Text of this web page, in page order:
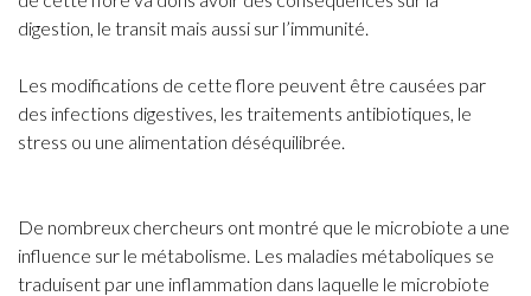
digestion, le transit mais aussi sur l’immunité.
Les modifications de cette flore peuvent être causées par
des infections digestives, les traitements antibiotiques, le
stress ou une alimentation déséquilibrée.
De nombreux chercheurs ont montré que le microbiote a une
influence sur le métabolisme. Les maladies métaboliques se
traduisent par une inflammation dans laquelle le microbiote